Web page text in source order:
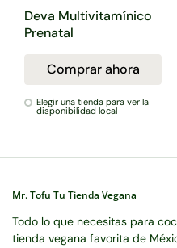
Deva Multivitamínico
Prenatal
Comprar ahora
Elegir una tienda para ver la
disponibilidad local
Mr. Tofu Tu Tienda Vegana
Todo lo que necesitas para
tienda vegana favorita de